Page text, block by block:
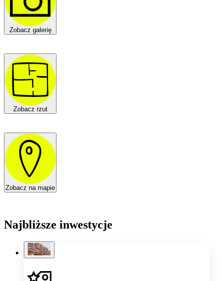
Zobacz galerię
Zobacz rzut
Zobacz na mapie
Najbliższe inwestycje